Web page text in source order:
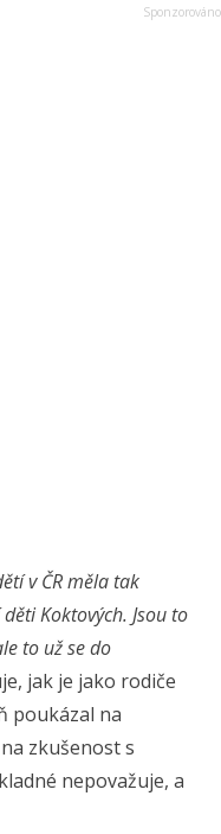
v ČR měla tak
Koktových. Jsou to
to už se do
jak je jako rodiče
poukázal na
zkušenost s
nepovažuje, a